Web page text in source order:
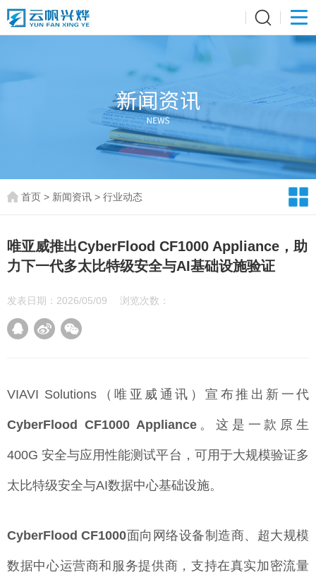
首页 > 新闻资讯 > 行业动态
唯亚威推出CyberFlood CF1000 Appliance，助
力下一代多太比特级安全与AI基础设施验证
发表日期：2026/05/09 浏览次数：
VIAVI Solutions（唯亚威通讯）宣布推出新一代
CyberFlood CF1000 Appliance。这是一款原生
400G 安全与应用性能测试平台，可用于大规模验证多
太比特级安全与AI数据中心基础设施。
CyberFlood CF1000面向网络设备制造商、超大规模
数据中心运营商和服务提供商，支持在真实加密流量